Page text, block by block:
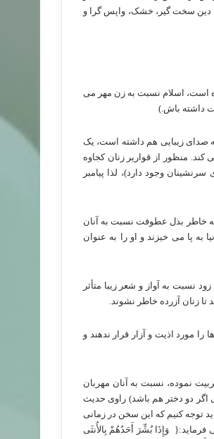
دین سخت گیر، خشک، واپس گرا و
است، اسلام نسبت به زن مهر می
داشته باش.)
صدای زیبایی هم داشته است، یک
منظور از قواریر زنان کجاوه
وجود دارد)، لذا پیامبر
به خاطر بذل عطوفت نسبت به آنان
به پا می خیزند و او را به عنوان
نسبت به آواز و شعر زیبا متأثر
زنان آزرده خاطر نشوند.
مورد اذیت و آزار قرار ندهند و
نموده، نسبت به آنان مهربان
دو دختر هم باشد) راوی حدیث
توجه کنیم که این سخن در زمانی
فرماید:{ ‏ وَإِذَا بُشِّرَ أَحَدُهُمْ بِالأُنثَى